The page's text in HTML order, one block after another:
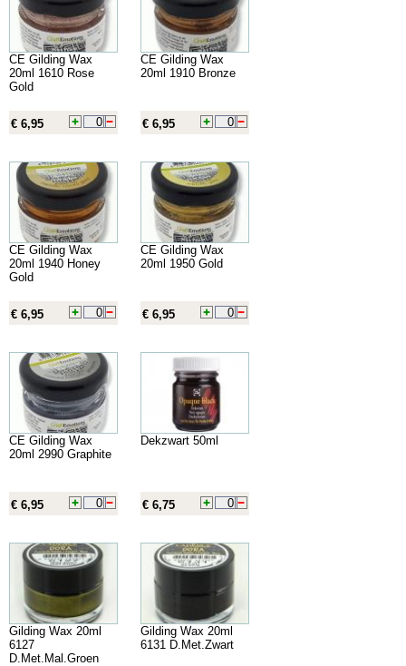
CE Gilding Wax
20ml 1610 Rose
Gold
€ 6,95
CE Gilding Wax
20ml 1910 Bronze
€ 6,95
CE Gilding Wax
20ml 1940 Honey
Gold
€ 6,95
CE Gilding Wax
20ml 1950 Gold
€ 6,95
CE Gilding Wax
20ml 2990 Graphite
€ 6,95
Dekzwart 50ml
€ 6,75
Gilding Wax 20ml
6127
D.Met.Mal.Groen
Gilding Wax 20ml
6131 D.Met.Zwart